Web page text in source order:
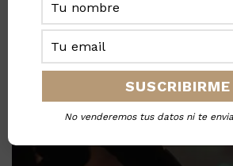
No venderemos tus datos ni te